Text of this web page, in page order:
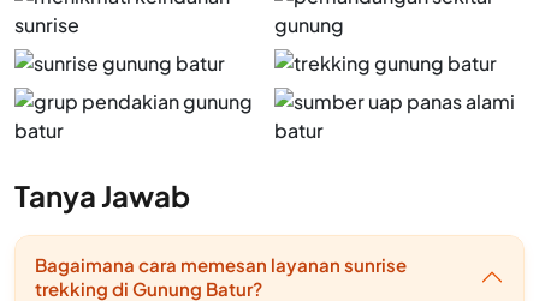
Tanya Jawab
Bagaimana cara memesan layanan sunrise
trekking di Gunung Batur?